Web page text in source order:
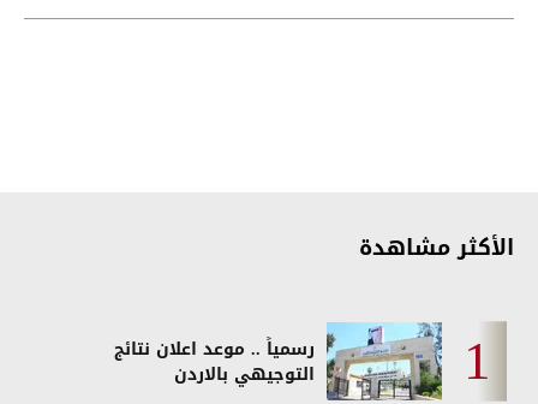
الأكثر مشاهدة
رسمياً .. موعد اعلان نتائج
التوجيهي بالاردن